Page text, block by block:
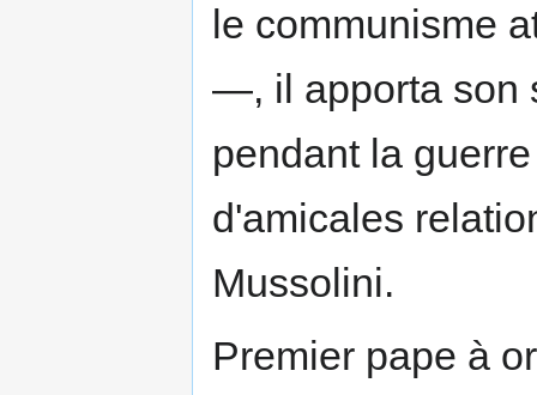
le communisme
—, il apporta son
pendant la
d'amicales
Mussolini.
Premier pape à